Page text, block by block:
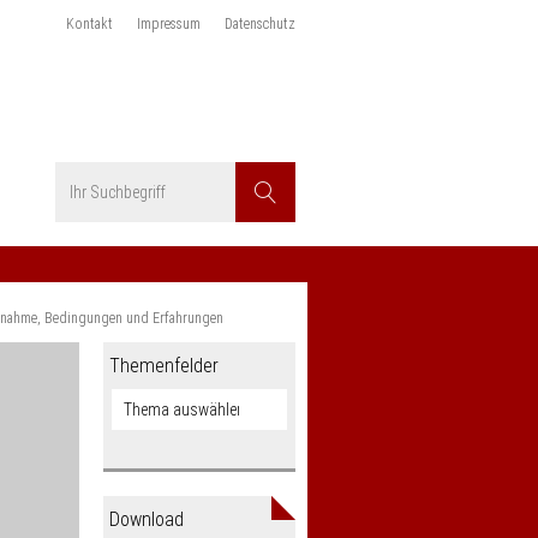
Kontakt Impressum Datenschutz
Suchen
Bedingungen und Erfahrungen
Themenfelder
Download